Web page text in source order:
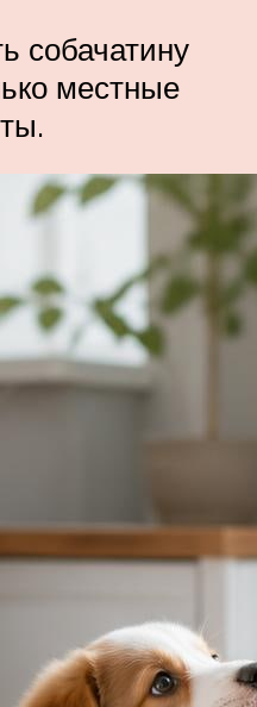
собачатину
местные